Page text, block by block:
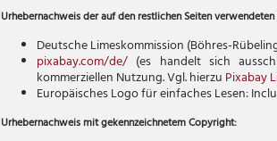
Urhebernachweis der auf den restlichen Seiten
Deutsche Limeskommission (Böhres-
pixabay.com/de/ (es handelt sich
kommerziellen Nutzung. Vgl. hierzu Pixabay
Europäisches Logo für einfaches Lesen:
Urhebernachweis mit gekennzeichnetem Copyright: